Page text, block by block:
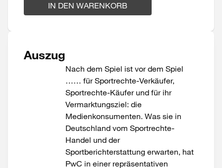
IN DEN WARENKORB
Auszug
Nach dem Spiel ist vor dem Spiel
…… für Sportrechte-Verkäufer,
Sportrechte-Käufer und für ihr
Vermarktungsziel: die
Medienkonsumenten. Was sie in
Deutschland vom Sportrechte-
Handel und der
Sportberichterstattung erwarten, hat
PwC in einer repräsentativen